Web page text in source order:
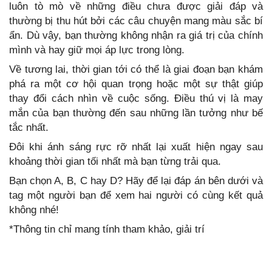
luôn tò mò về những điều chưa được giải đáp và
thường bị thu hút bởi các câu chuyện mang màu sắc bí
ẩn. Dù vậy, bạn thường không nhận ra giá trị của chính
mình và hay giữ mọi áp lực trong lòng.
Về tương lai, thời gian tới có thể là giai đoạn bạn khám
phá ra một cơ hội quan trọng hoặc một sự thật giúp
thay đổi cách nhìn về cuộc sống. Điều thú vị là may
mắn của bạn thường đến sau những lần tưởng như bế
tắc nhất.
Đôi khi ánh sáng rực rỡ nhất lại xuất hiện ngay sau
khoảng thời gian tối nhất mà bạn từng trải qua.
Bạn chọn A, B, C hay D? Hãy để lại đáp án bên dưới và
tag một người bạn để xem hai người có cùng kết quả
không nhé!
*Thông tin chỉ mang tính tham khảo, giải trí